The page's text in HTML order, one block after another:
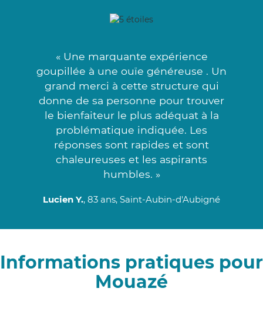
« Une marquante expérience
goupillée à une ouïe généreuse . Un
grand merci à cette structure qui
donne de sa personne pour trouver
le bienfaiteur le plus adéquat à la
problématique indiquée. Les
réponses sont rapides et sont
chaleureuses et les aspirants
humbles. »
Lucien Y., 83 ans, Saint-Aubin-d'Aubigné
Informations pratiques pour
Mouazé